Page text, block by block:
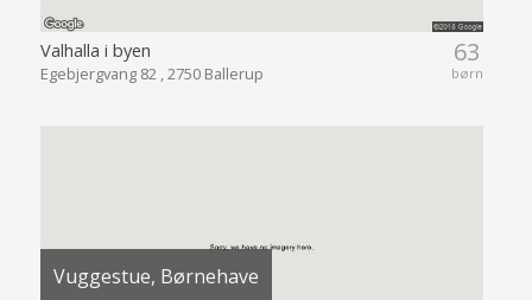
63
børn
Valhalla i byen
Egebjergvang 82 , 2750 Ballerup
Vuggestue, Børnehave